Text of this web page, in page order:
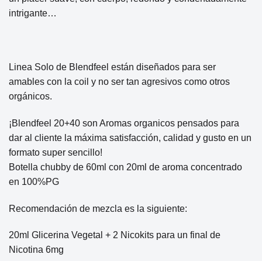
intrigante…
Linea Solo de Blendfeel están diseñados para ser
amables con la coil y no ser tan agresivos como otros
orgánicos.
¡Blendfeel 20+40 son Aromas organicos pensados ​​para
dar al cliente la máxima satisfacción, calidad y gusto en un
formato super sencillo!
Botella chubby de 60ml con 20ml de aroma concentrado
en 100%PG
Recomendación de mezcla es la siguiente:
20ml Glicerina Vegetal + 2 Nicokits para un final de
Nicotina 6mg